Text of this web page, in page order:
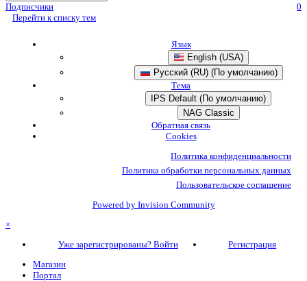
Подписчики
0
Перейти к списку тем
Язык
English (USA)
Русский (RU) (По умолчанию)
Тема
IPS Default (По умолчанию)
NAG Classic
Обратная связь
Cookies
Политика конфиденциальности
Политика обработки персональных данных
Пользовательское соглашение
Powered by Invision Community
×
Уже зарегистрированы? Войти
Регистрация
Магазин
Портал